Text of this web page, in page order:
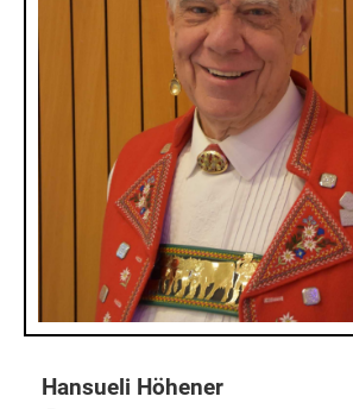
Hansueli Höhener